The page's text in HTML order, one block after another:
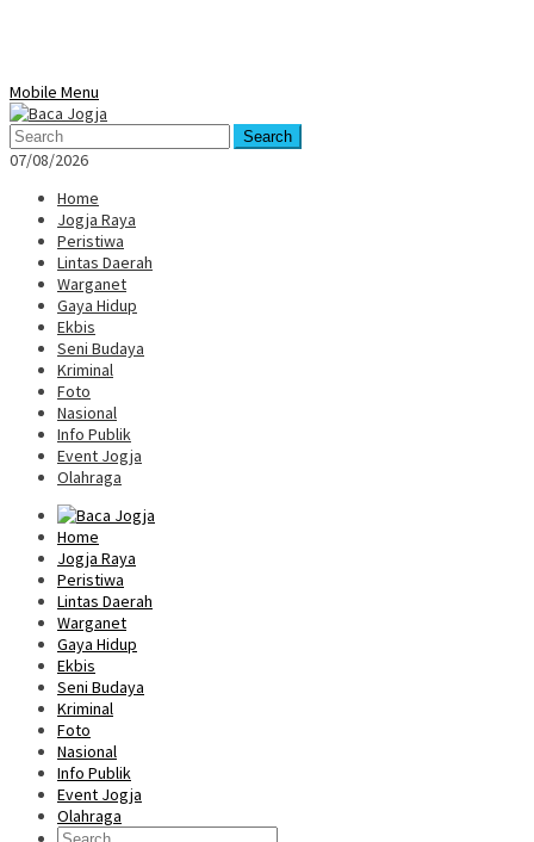
Mobile Menu
Search
07/08/2026
Home
Jogja Raya
Peristiwa
Lintas Daerah
Warganet
Gaya Hidup
Ekbis
Seni Budaya
Kriminal
Foto
Nasional
Info Publik
Event Jogja
Olahraga
Home
Jogja Raya
Peristiwa
Lintas Daerah
Warganet
Gaya Hidup
Ekbis
Seni Budaya
Kriminal
Foto
Nasional
Info Publik
Event Jogja
Olahraga